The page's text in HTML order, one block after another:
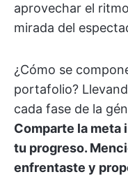
aprovechar el
mirada del
¿Cómo se
portafolio?
cada fase de la
Comparte la meta
tu progreso.
enfrentaste y